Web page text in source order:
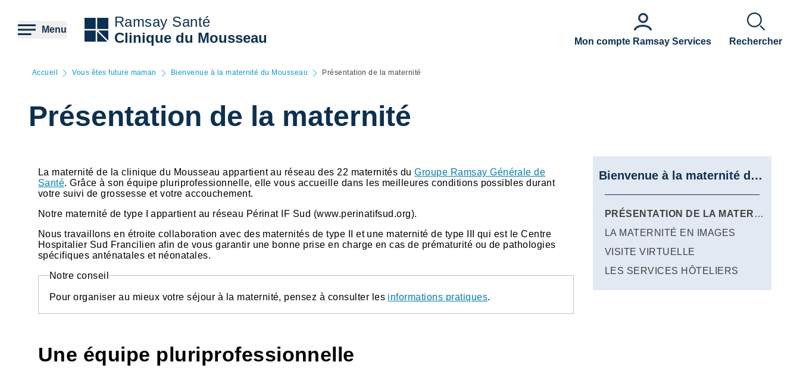
contenu
principal
Menu
Ramsay Santé
Clinique du Mousseau
Mon compte Ramsay Services Rechercher
Accueil Vous êtes future maman Bienvenue à la maternité du Mousseau Présentation de la maternité
Présentation de la maternité
La maternité de la clinique du Mousseau appartient au réseau des 22 maternités duGroupe Ramsay Générale de
Santé. Grâce à son équipe pluriprofessionnelle, elle vous accueille dans les meilleures conditions possibles durant
votre suivi de grossesse et votre accouchement.
Notre maternité de type I appartient au réseau Périnat IF Sud (www.perinatifsud.org).
Nous travaillons en étroite collaboration avec des maternités de type II et une maternité de type III qui est le Centre
Hospitalier Sud Francilien afin de vous garantir une bonne prise en charge en cas de prématurité ou de pathologies
spécifiques anténatales et néonatales.
Notre conseil
Pour organiser au mieux votre séjour à la maternité, pensez à consulter les informations pratiques.
Une équipe pluriprofessionnelle
Bienvenue à la maternité du Mousseau
PRÉSENTATION DE LA MATERNITÉ
LA MATERNITÉ EN IMAGES
VISITE VIRTUELLE
LES SERVICES HÔTELIERS